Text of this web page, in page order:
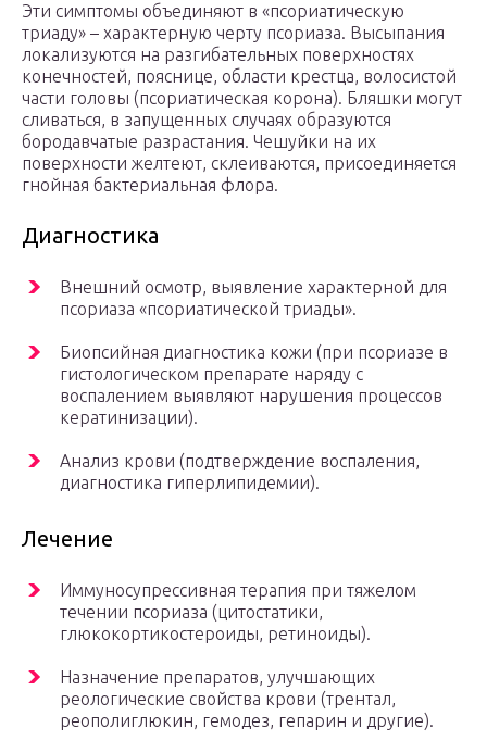
Эти симптомы объединяют в «псориатическую
триаду» – характерную черту псориаза. Высыпания
локализуются на разгибательных поверхностях
конечностей, пояснице, области крестца, волосистой
части головы (псориатическая корона). Бляшки могут
сливаться, в запущенных случаях образуются
бородавчатые разрастания. Чешуйки на их
поверхности желтеют, склеиваются, присоединяется
гнойная бактериальная флора.
Диагностика
Внешний осмотр, выявление характерной для
псориаза «псориатической триады».
Биопсийная диагностика кожи (при псориазе в
гистологическом препарате наряду с
воспалением выявляют нарушения процессов
кератинизации).
Анализ крови (подтверждение воспаления,
диагностика гиперлипидемии).
Лечение
Иммуносупрессивная терапия при тяжелом
течении псориаза (цитостатики,
глюкокортикостероиды, ретиноиды).
Назначение препаратов, улучшающих
реологические свойства крови (трентал,
реополиглюкин, гемодез, гепарин и другие).